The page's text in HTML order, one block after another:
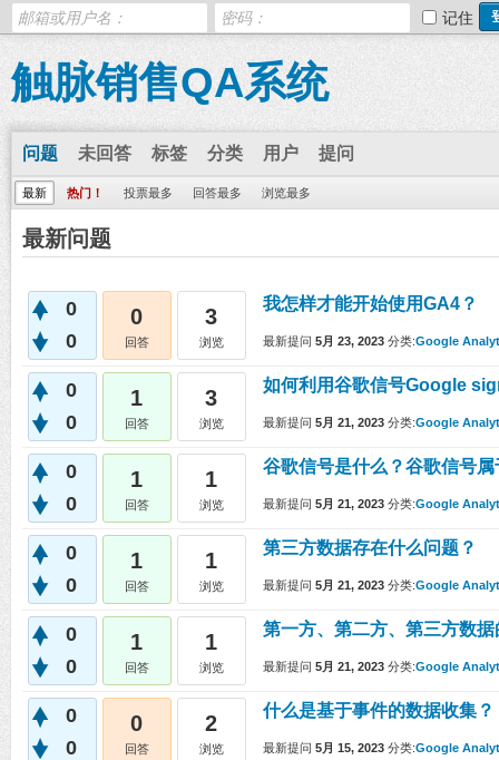
记住
触脉销售QA系统
问题 未回答 标签 分类 用户 提问
最新 热门！ 投票最多 回答最多 浏览最多
最新问题
0
0
0
回答
3
浏览
我怎样才能开始使用GA4？
最新提问 5月 23, 2023 分类:Google
0
0
1
回答
3
浏览
如何利用谷歌信号Google
最新提问 5月 21, 2023 分类:Google
0
0
1
回答
1
浏览
谷歌信号是什么？谷歌信号
最新提问 5月 21, 2023 分类:Google
0
0
1
回答
1
浏览
第三方数据存在什么问题？
最新提问 5月 21, 2023 分类:Google
0
0
1
回答
1
浏览
第一方、第二方、第三方数
最新提问 5月 21, 2023 分类:Google
0
0
0
回答
2
浏览
什么是基于事件的数据收集？
最新提问 5月 15, 2023 分类:Google